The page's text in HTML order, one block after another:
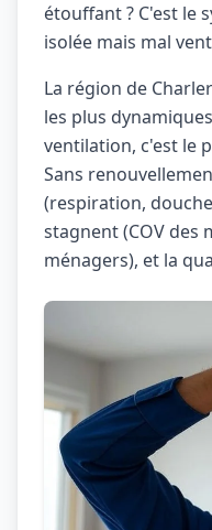
étouffant ? C'est le
isolée mais mal
La région de
les plus
ventilation, c'est le
Sans
(respiration,
stagnent (COV des
ménagers), et la